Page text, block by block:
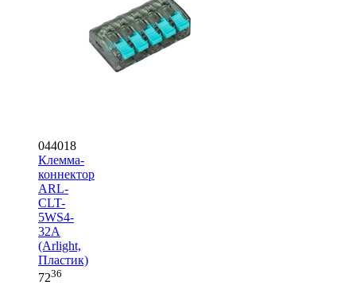
044018
Клемма-
коннектор
ARL-
CLT-
5WS4-
32A
(Arlight,
Пластик)
7236